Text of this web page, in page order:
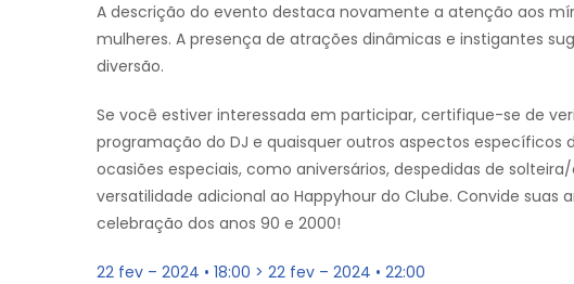
A descrição do evento destaca novamente a atenção aos
mulheres. A presença de atrações dinâmicas e instigantes
diversão.
Se você estiver interessada em participar, certifique-se de
programação do DJ e quaisquer outros aspectos específicos
ocasiões especiais, como aniversários, despedidas de
versatilidade adicional ao Happyhour do Clube. Convide
celebração dos anos 90 e 2000!
22 fev – 2024 • 18:00 > 22 fev – 2024 • 22:00